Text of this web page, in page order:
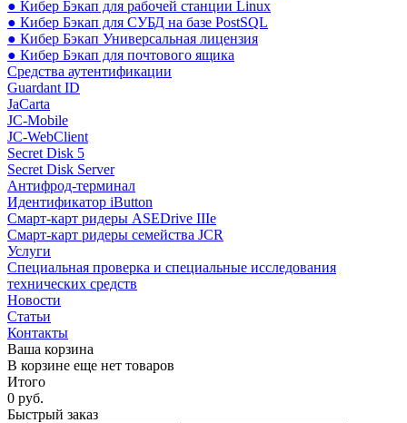
● Кибер Бэкап для рабочей станции Linux
● Кибер Бэкап для СУБД на базе PostSQL
● Кибер Бэкап Универсальная лицензия
● Кибер Бэкап для почтового ящика
Средства аутентификации
Guardant ID
JaCarta
JC-Mobile
JC-WebClient
Secret Disk 5
Secret Disk Server
Антифрод-терминал
Идентификатор iButton
Смарт-карт ридеры ASEDrive IIIe
Смарт-карт ридеры семейства JCR
Услуги
Специальная проверка и специальные исследования
технических средств
Новости
Статьи
Контакты
Ваша корзина
В корзине еще нет товаров
Итого
0 руб.
Быстрый заказ